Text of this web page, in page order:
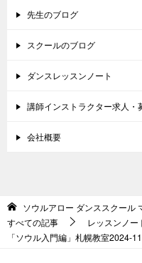
先生のブログ
スクールのブログ
ダンスレッスンノート
講師インストラクター求人・
会社概要
ソウルアロー ダンススクール
すべての記事
レッスンノー
「ソウル入門編」札幌教室2024-